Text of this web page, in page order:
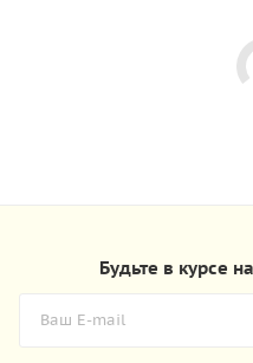
Будьте в курсе